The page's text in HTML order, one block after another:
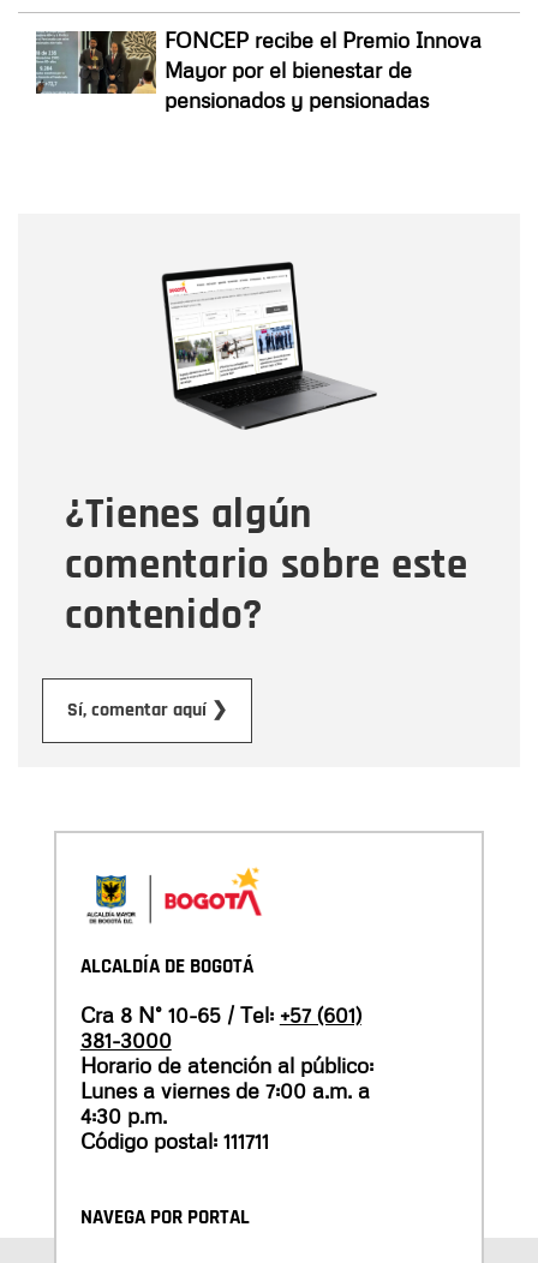
FONCEP recibe el Premio Innova
Mayor por el bienestar de
pensionados y pensionadas
¿Tienes algún
comentario sobre este
contenido?
Sí, comentar aquí ❯
Correo electrónico
Tipo de comentario
Mensaje
ALCALDÍA DE BOGOTÁ
Cra 8 N° 10-65 / Tel: +57 (601)
381-3000
Horario de atención al público:
Lunes a viernes de 7:00 a.m. a
4:30 p.m.
Código postal: 111711
NAVEGA POR PORTAL